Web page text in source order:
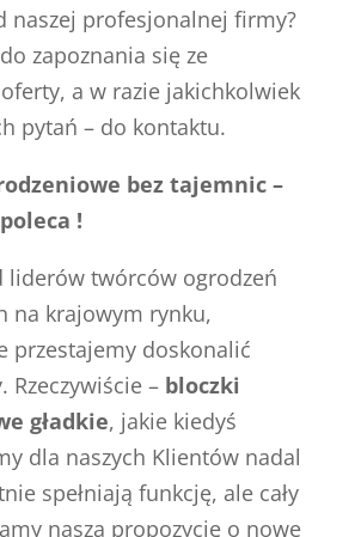
naszej profesjonalnej firmy?
zapoznania się ze
oferty, a w razie jakichkolwiek
pytań – do kontaktu.
bez tajemnic –
!
liderów twórców ogrodzeń
na krajowym rynku,
przestajemy doskonalić
Rzeczywiście – bloczki
gładkie, jakie kiedyś
dla naszych Klientów nadal
spełniają funkcję, ale cały
naszą propozycję o nowe